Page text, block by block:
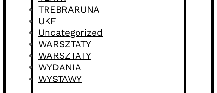
TREBRARUNA
UKF
Uncategorized
WARSZTATY
WARSZTATY
WYDANIA
WYSTAWY